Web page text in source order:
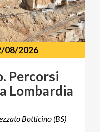
08/2026
Percorsi
Lombardia
Botticino (BS)